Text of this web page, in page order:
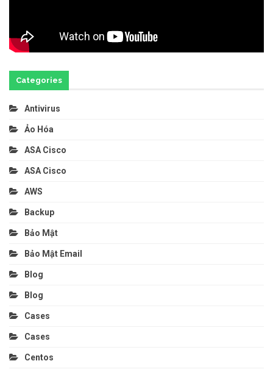
Categories
Antivirus
Ảo Hóa
ASA Cisco
ASA Cisco
AWS
Backup
Bảo Mật
Bảo Mật Email
Blog
Blog
Cases
Cases
Centos